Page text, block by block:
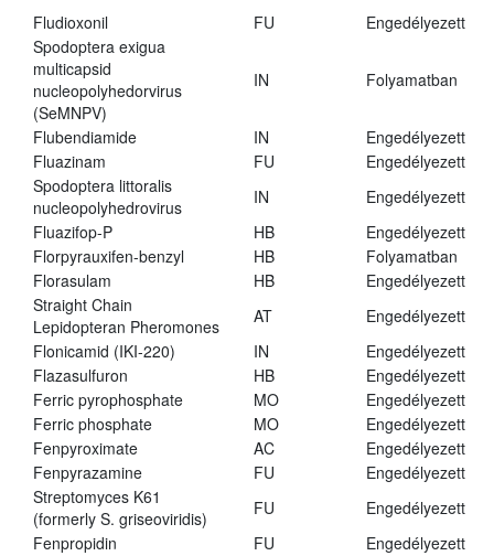
Fludioxonil FU
Engedélyezett
Spodoptera exigua
multicapsid
nucleopolyhedorvirus
(SeMNPV)
IN Folyamatban
Flubendiamide IN
Engedélyezett
Fluazinam
FU
Engedélyezett
Spodoptera littoralis
nucleopolyhedrovirus
IN
Engedélyezett
Fluazifop-P
HB
Engedélyezett
Florpyrauxifen-benzyl
HB
Folyamatban
Florasulam
HB
Engedélyezett
Straight Chain
Lepidopteran Pheromones
AT
Engedélyezett
Flonicamid (IKI-220)
IN
Engedélyezett
Flazasulfuron
HB
Engedélyezett
Ferric pyrophosphate
MO
Engedélyezett
Ferric phosphate
MO
Engedélyezett
Fenpyroximate
AC
Engedélyezett
Fenpyrazamine
FU
Engedélyezett
Streptomyces K61
(formerly S. griseoviridis)
FU
Engedélyezett
Fenpropidin
FU
Engedélyezett